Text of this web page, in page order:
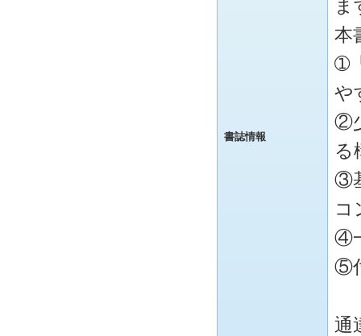
書誌情報
ま
本
➀
や
②
る
③
コ
④
⑤
通